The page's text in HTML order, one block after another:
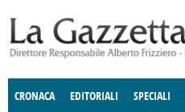
CRONACA EDITORIALI SPECIALI